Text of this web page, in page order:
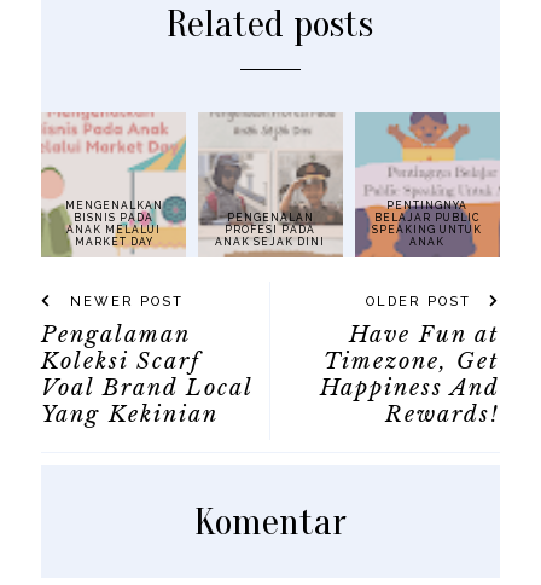
Related posts
MENGENALKAN
BISNIS PADA
ANAK MELALUI
MARKET DAY
PENGENALAN
PROFESI PADA
ANAK SEJAK DINI
PENTINGNYA
BELAJAR PUBLIC
SPEAKING UNTUK
ANAK
NEWER POST
Pengalaman
Koleksi Scarf
Voal Brand Local
Yang Kekinian
OLDER POST
Have Fun at
Timezone, Get
Happiness And
Rewards!
Komentar